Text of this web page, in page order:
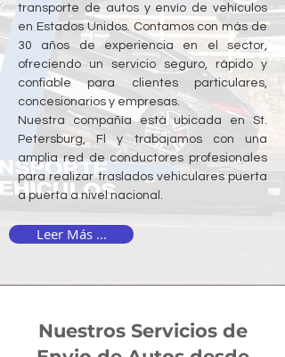
transporte de autos y envío de vehículos
en Estados Unidos. Contamos con más de
30 años de experiencia en el sector,
ofreciendo un servicio seguro, rápido y
confiable para clientes particulares,
concesionarios y empresas.
Nuestra compañía está ubicada en St.
Petersburg, Fl y trabajamos con una
amplia red de conductores profesionales
para realizar traslados vehiculares puerta
a puerta a nivel nacional.
Leer Más ...
Nuestros Servicios de